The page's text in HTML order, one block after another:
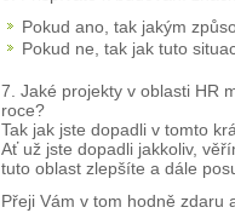
Pokud ano, tak jakým
Pokud ne, tak jak tuto
7. Jaké projekty v oblasti HR
roce?
Tak jak jste dopadli v tomto
Ať už jste dopadli jakkoliv,
tuto oblast zlepšíte a dále
Přeji Vám v tom hodně zdaru